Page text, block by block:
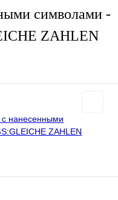
символами -
ZAHLEN